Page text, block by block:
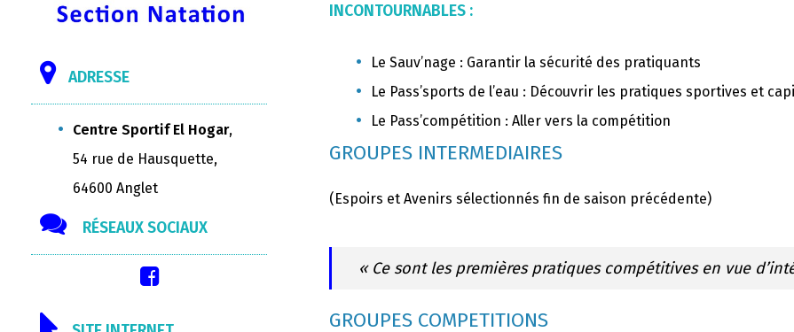
ADRESSE
Centre Sportif El Hogar,
54 rue de Hausquette,
64600 Anglet
RÉSEAUX SOCIAUX
INCONTOURNABLES :
Le Sauv’nage : Garantir la sécurité des pratiquants
Le Pass’sports de l’eau : Découvrir les pratiques sportives et
Le Pass’compétition : Aller vers la compétition
GROUPES INTERMEDIAIRES
(Espoirs et Avenirs sélectionnés fin de saison précédente)
« Ce sont les premières pratiques compétitives en vue
GROUPES COMPETITIONS